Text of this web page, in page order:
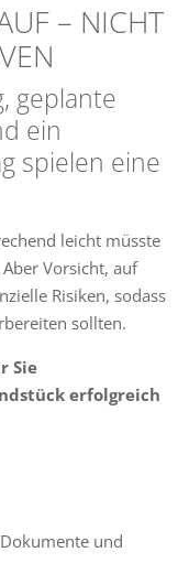
– NICHT
geplante
ein
spielen eine
leicht müsste
Vorsicht, auf
Risiken, sodass
sollten.
Sie
erfolgreich
und